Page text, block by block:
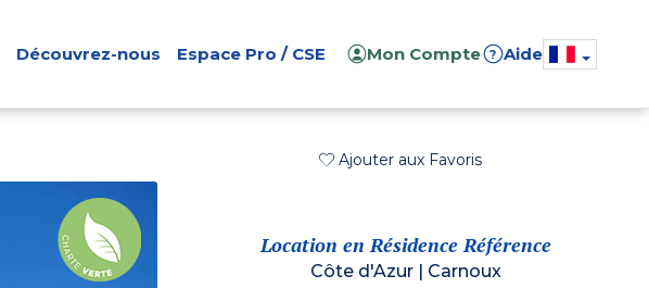
Découvrez-nous Espace Pro / CSE Mon Compte ? Aide
Ajouter aux Favoris
Location en Résidence Référence
Côte d'Azur Carnoux